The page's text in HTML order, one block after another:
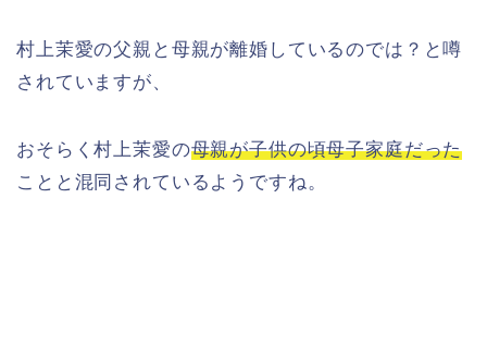
村上茉愛の父親と母親が離婚しているのでは？と噂
されていますが、
おそらく村上茉愛の母親が子供の頃母子家庭だった
ことと混同されているようですね。